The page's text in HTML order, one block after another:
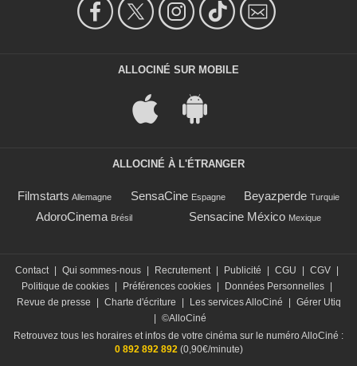
ALLOCINÉ SUR MOBILE
ALLOCINÉ À L'ÉTRANGER
Filmstarts Allemagne SensaCine Espagne Beyazperde Turquie
AdoroCinema Brésil Sensacine México Mexique
Contact Qui sommes-nous Recrutement Publicité CGU CGV
Politique de cookies
Préférences cookies Données Personnelles
Revue de presse
Charte d'écriture Les services AlloCiné
Gérer Utiq
©AlloCiné
Retrouvez tous les horaires et infos de votre cinéma sur le numéro AlloCiné :
0 892 892 892(0,90€/minute)